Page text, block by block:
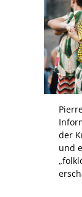
der
und